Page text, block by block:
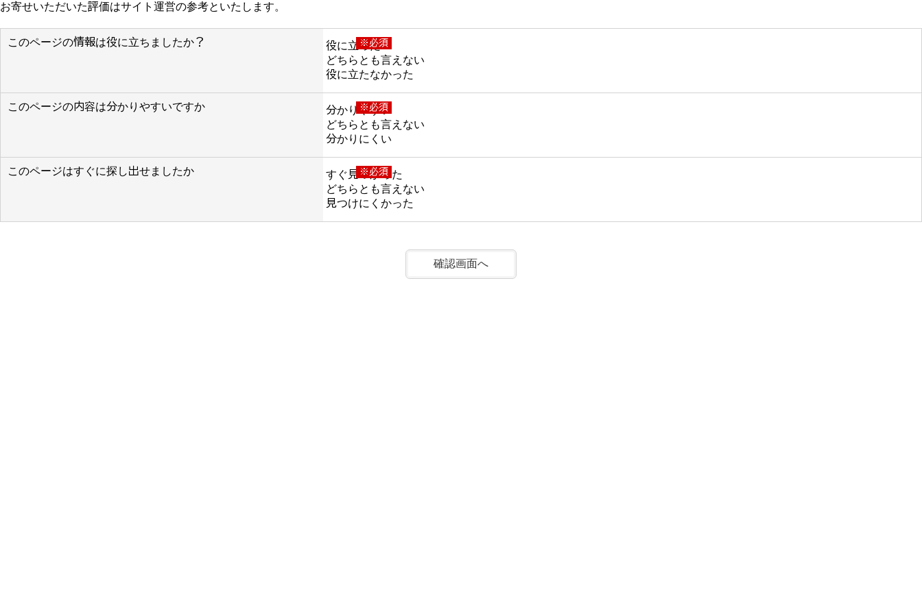
お寄せいただいた評価はサイト運営の参考といたします。
このページの情報は役に立ちましたか？ ※必須
役に立った
どちらとも言えない
役に立たなかった
このページの内容は分かりやすいですか ※必須
分かりやすい
どちらとも言えない
分かりにくい
このページはすぐに探し出せましたか ※必須
すぐ見つかった
どちらとも言えない
見つけにくかった